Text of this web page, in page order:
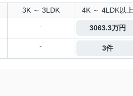
3K ～ 3LDK 4K ～ 4LDK以上
- 3063.3万円
- 3件